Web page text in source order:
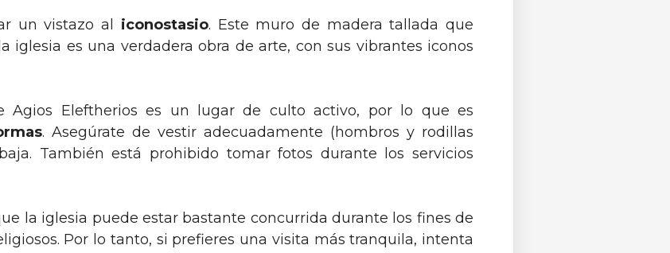
un vistazo al iconostasio. Este muro de madera tallada que
iglesia es una verdadera obra de arte, con sus vibrantes iconos
Agios Eleftherios es un lugar de culto activo, por lo que es
. Asegúrate de vestir adecuadamente (hombros y rodillas
También está prohibido tomar fotos durante los servicios
la iglesia puede estar bastante concurrida durante los fines de
Por lo tanto, si prefieres una visita más tranquila, intenta